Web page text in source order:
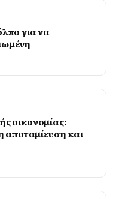
για να
οικονομίας:
αποταμίευση και